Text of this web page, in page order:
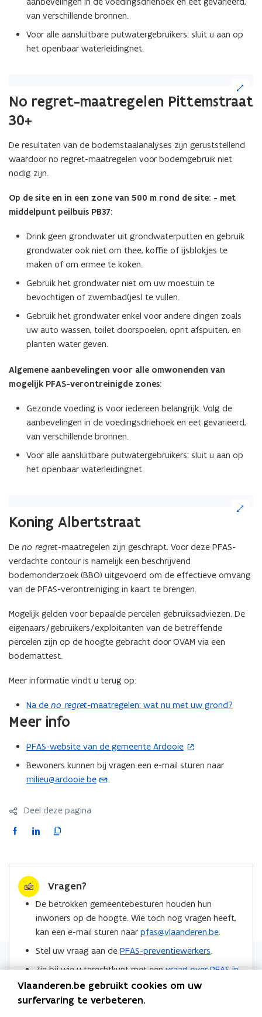
de
afbeelding
een
vergrote
van verschillende bronnen.
Voor alle aansluitbare putwatergebruikers: sluit u aan op
het openbaar waterleidingnet.
No regret-maatregelen Pittemstraat
30+
de
voor
een
vergrote
weergave)
De resultaten van de bodemstaalanalyses zijn geruststellend
waardoor no regret-maatregelen voor bodemgebruik niet
nodig zijn.
Op de site en in een zone van 500 m rond de site: - met
middelpunt peilbuis PB37:
Drink geen grondwater uit grondwaterputten en gebruik
grondwater ook niet om thee, koffie of ijsblokjes te
maken of om ermee te koken.
Gebruik het grondwater niet om uw moestuin te
bevochtigen of zwembad(jes) te vullen.
Gebruik het grondwater enkel voor andere dingen zoals
uw auto wassen, toilet doorspoelen, oprit afspuiten, en
planten water geven.
Algemene aanbevelingen voor alle omwonenden van
mogelijk PFAS-verontreinigde zones:
Gezonde voeding is voor iedereen belangrijk. Volg de
aanbevelingen in de voedingsdriehoek en eet gevarieerd,
van verschillende bronnen.
Voor alle aansluitbare putwatergebruikers: sluit u aan op
het openbaar waterleidingnet.
Koning Albertstraat
De no regret-maatregelen zijn geschrapt. Voor deze PFAS-
verdachte contour is namelijk een beschrijvend
bodemonderzoek (BBO) uitgevoerd om de effectieve omvang
van de PFAS-verontreiniging in kaart te brengen.
Mogelijk gelden voor bepaalde percelen gebruiksadviezen. De
eigenaars/gebruikers/exploitanten van de betreffende
percelen zijn op de hoogte gebracht door OVAM via een
bodemattest.
Meer informatie vindt u terug op:
Na de no regret-maatregelen: wat nu met uw grond?
Meer info
PFAS-website van de gemeente Ardooie
(
o
p
i
e
u
s
t
e
Bewoners kunnen bij vragen een e-mail sturen naar
milieu@ardooie.be
(
p
i
n
u
w
m
l
a
.
Deel deze pagina
F
e
L
e
d
p
e
n
t
K
e
e
r
l
n
k
n
a
Vragen?
De betrokken gemeentebesturen houden hun
inwoners op de hoogte. Wie toch nog vragen heeft,
kan een e-mail sturen naar pfas@vlaanderen.be.
Stel uw vraag aan de PFAS-preventiewerkers.
Zie bij wie u terechtkunt met eenvraag over PFAS in
de regio Zwijndrecht.
Locaties
Vlaanderen.be gebruikt cookies om uw
surfervaring te verbeteren.